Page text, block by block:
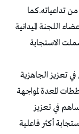
تداعياته.كما
اللجنة الميدانية
الاستجابة
تعزيز الجاهزية
المعدة لمواجهة
في تعزيز
أكثر فاعلية